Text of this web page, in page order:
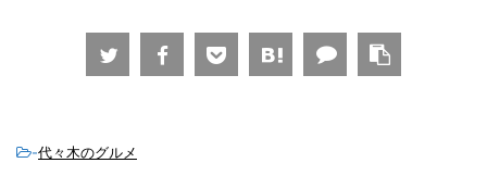
-代々木のグルメ